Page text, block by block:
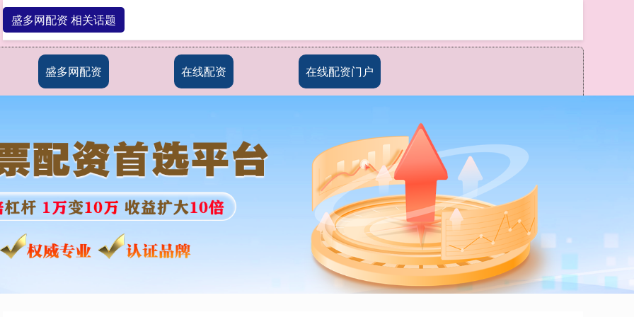
盛多网配资 在线配资 在线配资门户
盛多网配资 相关话题